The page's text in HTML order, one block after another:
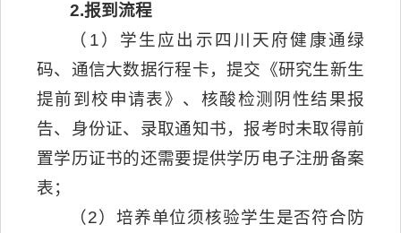
2.报到流程
（1）学生应出示四川天府健康通绿
码、通信大数据行程卡，提交《研究生新生
提前到校申请表》、核酸检测阴性结果报
告、身份证、录取通知书，报考时未取得前
置学历证书的还需要提供学历电子注册备案
表；
（2）培养单位须核验学生是否符合防